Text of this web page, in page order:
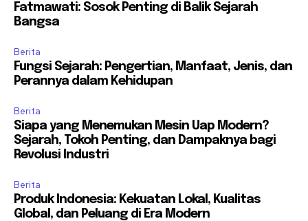
Fatmawati: Sosok Penting di Balik Sejarah
Bangsa
Berita
Fungsi Sejarah: Pengertian, Manfaat, Jenis, dan
Perannya dalam Kehidupan
Berita
Siapa yang Menemukan Mesin Uap Modern?
Sejarah, Tokoh Penting, dan Dampaknya bagi
Revolusi Industri
Berita
Produk Indonesia: Kekuatan Lokal, Kualitas
Global, dan Peluang di Era Modern